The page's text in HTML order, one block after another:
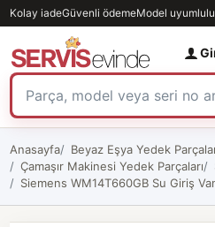
Kolay iadeGüvenli ödemeModel
Anasayfa
Beyaz Eşya Yedek
Çamaşır Makinesi Yedek Parçaları
Siemens WM14T660GB Su Giriş